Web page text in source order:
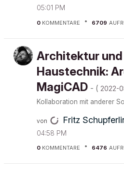
05:01 PM
0 KOMMENTARE 6709
Architektur und
Haustechnik:
MagiCAD - ( ‎2022-
Kollaboration mit anderer
von Fritz
04:58 PM
0 KOMMENTARE 6476